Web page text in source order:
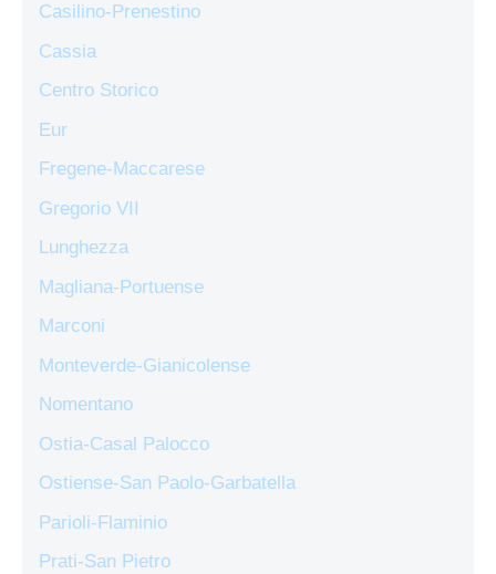
Casilino-Prenestino
Cassia
Centro Storico
Eur
Fregene-Maccarese
Gregorio VII
Lunghezza
Magliana-Portuense
Marconi
Monteverde-Gianicolense
Nomentano
Ostia-Casal Palocco
Ostiense-San Paolo-Garbatella
Parioli-Flaminio
Prati-San Pietro